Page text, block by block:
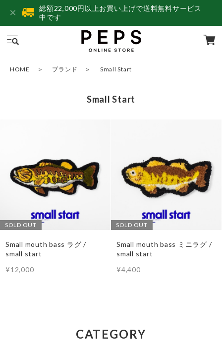
総額22,000円以上お買い上げで送料無料サービス
中です
HOME ブランド Small Start
Small Start
SOLD OUT
Small mouth bass ラグ /
small start
¥12,000
SOLD OUT
Small mouth bass ミニラグ /
small start
¥4,400
CATEGORY